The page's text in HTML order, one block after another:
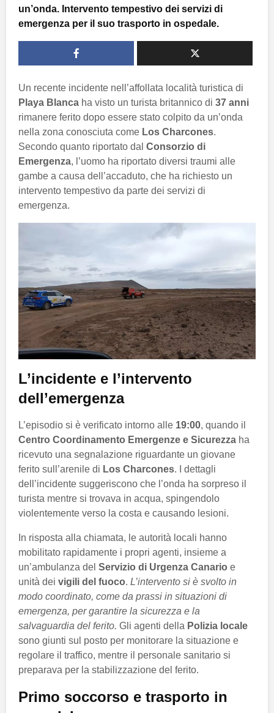
un’onda. Intervento tempestivo dei servizi di
emergenza per il suo trasporto in ospedale.
Un recente incidente nell’affollata località turistica di
Playa Blanca ha visto un turista britannico di 37 anni
rimanere ferito dopo essere stato colpito da un’onda
nella zona conosciuta come Los Charcones.
Secondo quanto riportato dal Consorzio di
Emergenza, l’uomo ha riportato diversi traumi alle
gambe a causa dell’accaduto, che ha richiesto un
intervento tempestivo da parte dei servizi di
emergenza.
L’incidente e l’intervento
dell’emergenza
L’episodio si è verificato intorno alle 19:00, quando il
Centro Coordinamento Emergenze e Sicurezza ha
ricevuto una segnalazione riguardante un giovane
ferito sull’arenile di Los Charcones. I dettagli
dell’incidente suggeriscono che l’onda ha sorpreso il
turista mentre si trovava in acqua, spingendolo
violentemente verso la costa e causando lesioni.
In risposta alla chiamata, le autorità locali hanno
mobilitato rapidamente i propri agenti, insieme a
un’ambulanza del Servizio di Urgenza Canario e
unità dei vigili del fuoco. L’intervento si è svolto in
modo coordinato, come da prassi in situazioni di
emergenza, per garantire la sicurezza e la
salvaguardia del ferito. Gli agenti della Polizia locale
sono giunti sul posto per monitorare la situazione e
regolare il traffico, mentre il personale sanitario si
preparava per la stabilizzazione del ferito.
Primo soccorso e trasporto in